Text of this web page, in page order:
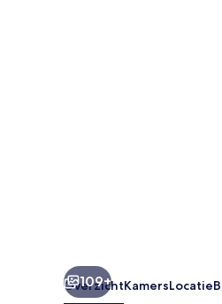
109+
OverzichtKamersLocatie